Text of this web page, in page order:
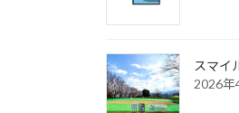
スマイ
2026年